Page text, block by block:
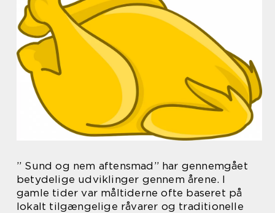
” Sund og nem aftensmad” har gennemgået
betydelige udviklinger gennem årene. I
gamle tider var måltiderne ofte baseret på
lokalt tilgængelige råvarer og traditionelle